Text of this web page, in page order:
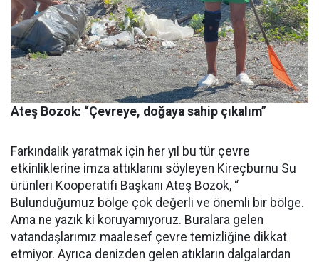
Ateş Bozok: “Çevreye, doğaya sahip çıkalım”
Farkındalık yaratmak için her yıl bu tür çevre
etkinliklerine imza attıklarını söyleyen Kireçburnu Su
ürünleri Kooperatifi Başkanı Ateş Bozok, “
Bulunduğumuz bölge çok değerli ve önemli bir bölge.
Ama ne yazık ki koruyamıyoruz. Buralara gelen
vatandaşlarımız maalesef çevre temizliğine dikkat
etmiyor. Ayrıca denizden gelen atıkların dalgalardan